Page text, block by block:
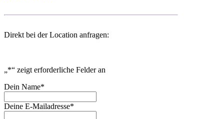
Direkt bei der Location anfragen:
„*“ zeigt erforderliche Felder an
Dein Name*
Deine E-Mailadresse*